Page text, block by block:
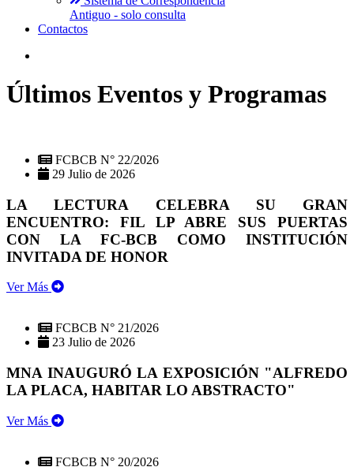
Antiguo - solo consulta
Contactos
Últimos Eventos y Programas
FCBCB N° 22/2026
29 Julio de 2026
LA LECTURA CELEBRA SU GRAN
ENCUENTRO: FIL LP ABRE SUS PUERTAS
CON LA FC-BCB COMO INSTITUCIÓN
INVITADA DE HONOR
Ver Más
FCBCB N° 21/2026
23 Julio de 2026
MNA INAUGURÓ LA EXPOSICIÓN "ALFREDO
LA PLACA, HABITAR LO ABSTRACTO"
Ver Más
FCBCB N° 20/2026